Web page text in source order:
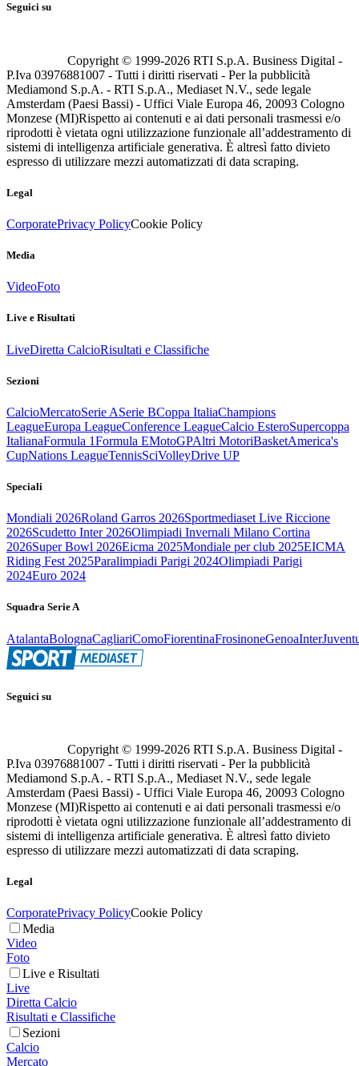
Seguici su
Copyright © 1999-2026 RTI S.p.A. Business Digital -
P.Iva 03976881007 - Tutti i diritti riservati - Per la pubblicità
Mediamond S.p.A. - RTI S.p.A., Mediaset N.V., sede legale
Amsterdam (Paesi Bassi) - Uffici Viale Europa 46, 20093 Cologno
Monzese (MI)Rispetto ai contenuti e ai dati personali trasmessi e/o
riprodotti è vietata ogni utilizzazione funzionale all’addestramento di
sistemi di intelligenza artificiale generativa. È altresì fatto divieto
espresso di utilizzare mezzi automatizzati di data scraping.
Legal
CorporatePrivacy PolicyCookie Policy
Media
VideoFoto
Live e Risultati
LiveDiretta CalcioRisultati e Classifiche
Sezioni
CalcioMercatoSerie ASerie BCoppa ItaliaChampions
LeagueEuropa LeagueConference LeagueCalcio EsteroSupercoppa
ItalianaFormula 1Formula EMotoGPAltri MotoriBasketAmerica's
CupNations LeagueTennisSciVolleyDrive UP
Speciali
Mondiali 2026Roland Garros 2026Sportmediaset Live Riccione
2026Scudetto Inter 2026Olimpiadi Invernali Milano Cortina
2026Super Bowl 2026Eicma 2025Mondiale per club 2025EICMA
Riding Fest 2025Paralimpiadi Parigi 2024Olimpiadi Parigi
2024Euro 2024
Squadra Serie A
AtalantaBolognaCagliariComoFiorentinaFrosinoneGenoaInter
Seguici su
Copyright © 1999-2026 RTI S.p.A. Business Digital -
P.Iva 03976881007 - Tutti i diritti riservati - Per la pubblicità
Mediamond S.p.A. - RTI S.p.A., Mediaset N.V., sede legale
Amsterdam (Paesi Bassi) - Uffici Viale Europa 46, 20093 Cologno
Monzese (MI)Rispetto ai contenuti e ai dati personali trasmessi e/o
riprodotti è vietata ogni utilizzazione funzionale all’addestramento di
sistemi di intelligenza artificiale generativa. È altresì fatto divieto
espresso di utilizzare mezzi automatizzati di data scraping.
Legal
CorporatePrivacy PolicyCookie Policy
Media
Video
Foto
Live e Risultati
Live
Diretta Calcio
Risultati e Classifiche
Sezioni
Calcio
Mercato